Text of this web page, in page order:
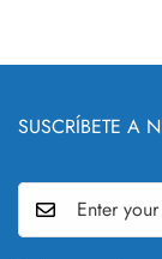
SUSCRÍBETE A